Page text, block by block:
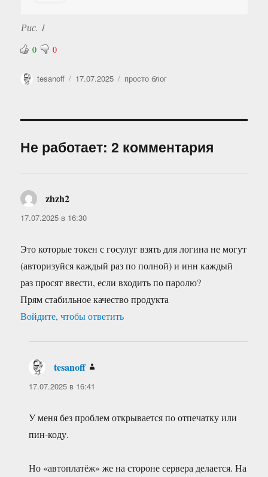
Рис. 1
0 0
Автор
tesanoff Опубликовано
17.07.2025 Рубрики
просто блог
Не работает: 2 комментария
zhzh2
17.07.2025 в 16:30
Это которые токен с госулуг взять для логина не могут
(авторизуйся каждый раз по полной) и инн каждый
раз просят ввести, если входить по паролю?
Прям стабильное качество продукта
Войдите, чтобы ответить
tesanoff
17.07.2025 в 16:41
У меня без проблем открывается по отпечатку или
пин-коду.
Но «автоплатёж» же на стороне сервера делается. На